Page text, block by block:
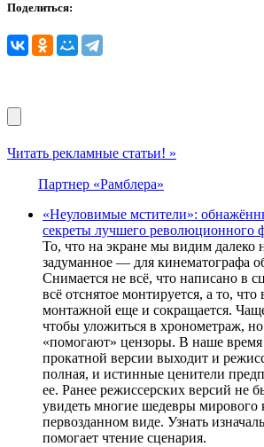
Поделиться:
Читать рекламные статьи! »
Партнер «Рамблера»
«Неуловимые мстители»:
секреты лучшего революционного
То, что на экране мы видим далеко
задуманное — для кинематографа
Снимается не всё, что написано в
всё отснятое монтируется, а то,
монтажной еще и сокращается.
чтобы уложиться в хронометраж,
«помогают» цензоры. В наше
прокатной версии выходит и
полная, и истинные ценители
ее. Ранее режиссерских версий не
увидеть многие шедевры мирового
первозданном виде. Узнать
помогает чтение сценария.